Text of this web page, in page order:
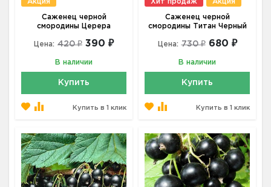
Саженец черной
смородины Церера
Цена: 420 ₽ 390 ₽
В наличии
Купить
Купить в 1 клик
Саженец черной
смородины Титан Черный
Цена: 730 ₽ 680 ₽
В наличии
Купить
Купить в 1 клик